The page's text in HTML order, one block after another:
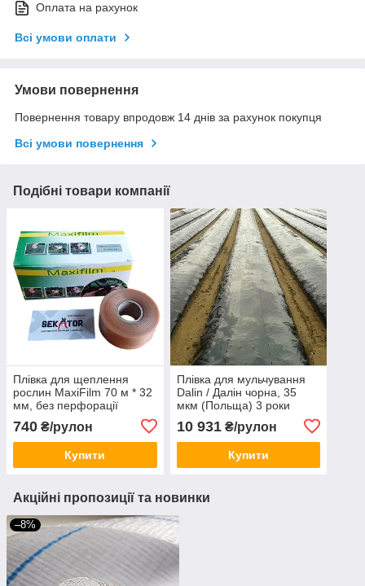
Оплата на рахунок
Всі умови оплати
Умови повернення
Повернення товару впродовж 14 днів за рахунок покупця
Всі умови повернення
Подібні товари компанії
Плівка для щеплення
рослин MaxiFilm 70 м * 32
мм, без перфорації
740 ₴/рулон
Купити
Плівка для мульчування
Dalin / Далін чорна, 35
мкм (Польща) 3 роки
10 931₴/рулон
Купити
Акційні пропозиції та новинки
–8%